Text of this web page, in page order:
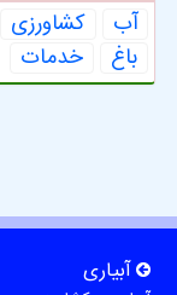
آب كشاورزی
باغ
خدمات
آبیاری